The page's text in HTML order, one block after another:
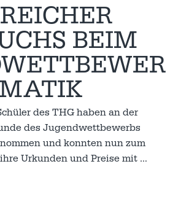
BEIM
des THG haben an der
des Jugendwettbewerbs
und konnten nun zum
Urkunden und Preise mit …